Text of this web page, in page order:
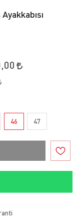
46 47